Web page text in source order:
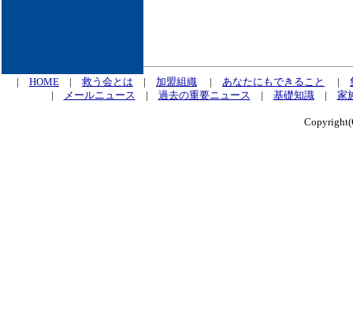
| HOME | 救う会とは | 加盟組織 | あなたにもできること |
|
メールニュース | 過去の重要ニュース | 基礎知識| 家